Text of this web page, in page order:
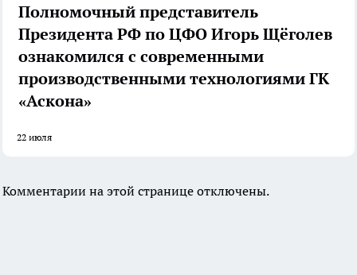
Полномочный представитель
Президента РФ по ЦФО Игорь Щёголев
ознакомился с современными
производственными технологиями ГК
«Аскона»
22 июля
Комментарии на этой странице отключены.